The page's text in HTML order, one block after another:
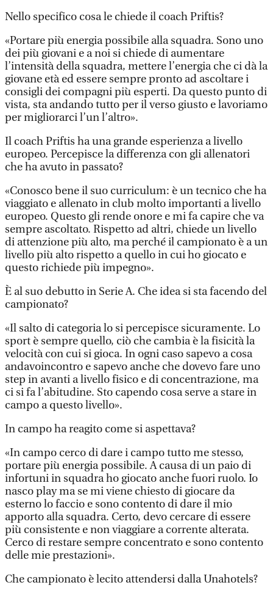
Nello specifico cosa le chiede il coach Priftis?
«Portare più energia possibile alla squadra. Sono uno
dei più giovani e a noi si chiede di aumentare
l’intensità della squadra, mettere l’energia che ci dà la
giovane età ed essere sempre pronto ad ascoltare i
consigli dei compagni più esperti. Da questo punto di
vista, sta andando tutto per il verso giusto e lavoriamo
per migliorarci l’un l’altro».
Il coach Priftis ha una grande esperienza a livello
europeo. Percepisce la differenza con gli allenatori
che ha avuto in passato?
«Conosco bene il suo curriculum: è un tecnico che ha
viaggiato e allenato in club molto importanti a livello
europeo. Questo gli rende onore e mi fa capire che va
sempre ascoltato. Rispetto ad altri, chiede un livello
di attenzione più alto, ma perché il campionato è a un
livello più alto rispetto a quello in cui ho giocato e
questo richiede più impegno».
È al suo debutto in Serie A. Che idea si sta facendo del
campionato?
«Il salto di categoria lo si percepisce sicuramente. Lo
sport è sempre quello, ciò che cambia è la fisicità la
velocità con cui si gioca. In ogni caso sapevo a cosa
andavoincontro e sapevo anche che dovevo fare uno
step in avanti a livello fisico e di concentrazione, ma
ci si fa l’abitudine. Sto capendo cosa serve a stare in
campo a questo livello».
In campo ha reagito come si aspettava?
«In campo cerco di dare i campo tutto me stesso,
portare più energia possibile. A causa di un paio di
infortuni in squadra ho giocato anche fuori ruolo. Io
nasco play ma se mi viene chiesto di giocare da
esterno lo faccio e sono contento di dare il mio
apporto alla squadra. Certo, devo cercare di essere
più consistente e non viaggiare a corrente alterata.
Cerco di restare sempre concentrato e sono contento
delle mie prestazioni».
Che campionato è lecito attendersi dalla Unahotels?